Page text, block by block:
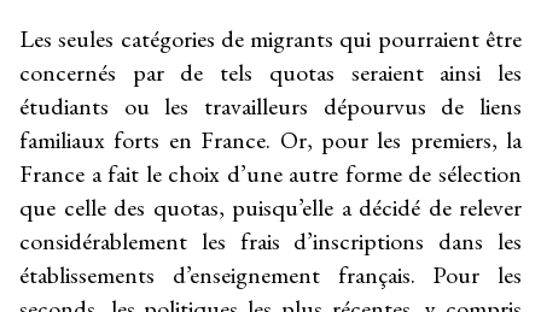
Les seules catégories de migrants qui pourraient être
concernés par de tels quotas seraient ainsi les
étudiants ou les travailleurs dépourvus de liens
familiaux forts en France. Or, pour les premiers, la
France a fait le choix d’une autre forme de sélection
que celle des quotas, puisqu’elle a décidé de relever
considérablement les frais d’inscriptions dans les
établissements d’enseignement français. Pour les